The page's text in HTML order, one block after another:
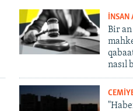
İNSAN
Bir an
nasıl